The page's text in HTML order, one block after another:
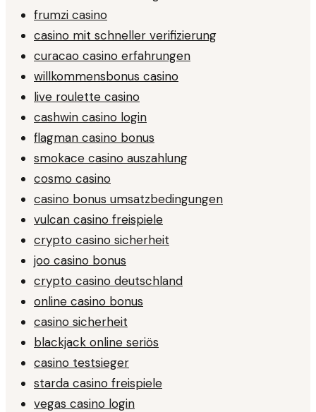
frumzi casino
casino mit schneller verifizierung
curacao casino erfahrungen
willkommensbonus casino
live roulette casino
cashwin casino login
flagman casino bonus
smokace casino auszahlung
cosmo casino
casino bonus umsatzbedingungen
vulcan casino freispiele
crypto casino sicherheit
joo casino bonus
crypto casino deutschland
online casino bonus
casino sicherheit
blackjack online seriös
casino testsieger
starda casino freispiele
vegas casino login